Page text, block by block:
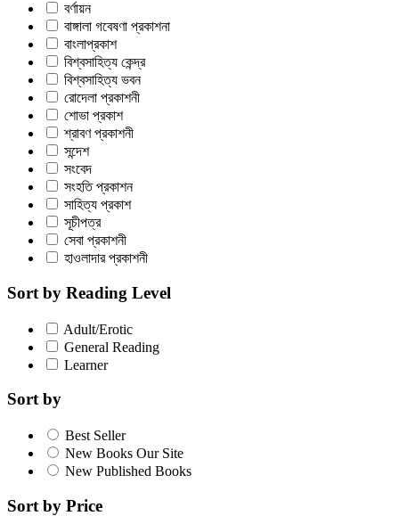
বর্ণায়ন
বাঙ্গালা গবেষণা প্রকাশনা
বাংলাপ্রকাশ
বিশ্বসাহিত্য কেন্দ্র
বিশ্বসাহিত্য ভবন
রোদেলা প্রকাশনী
শোভা প্রকাশ
শ্রাবণ প্রকাশনী
সন্দেশ
সংবেদ
সংহতি প্রকাশন
সাহিত্য প্রকাশ
সূচীপত্র
সেবা প্রকাশনী
হাওলাদার প্রকাশনী
Sort by Reading Level
Adult/Erotic
General Reading
Learner
Sort by
Best Seller
New Books Our Site
New Published Books
Sort by Price